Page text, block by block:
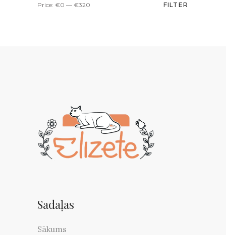
FILTER
Price: €0 — €320
Sadaļas
Sākums